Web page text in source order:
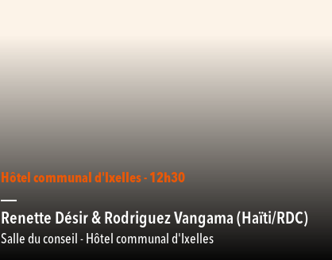
Hôtel communal d'Ixelles - 12h30
Renette Désir & Rodriguez Vangama (Haïti/RDC)
Salle du conseil - Hôtel communal d'Ixelles